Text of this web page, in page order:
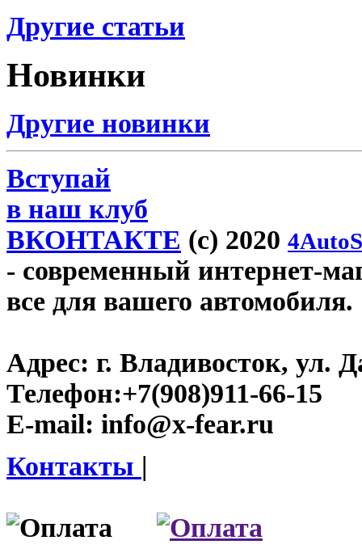
Другие статьи
Новинки
Другие новинки
Вступай
в наш клуб
ВКОНТАКТЕ (c) 2020
- современный интернет-
все для вашего автомобиля.
Адрес: г. Владивосток, ул.
Телефон:+7(908)911-66-15
E-mail: info@x-fear.ru
Контакты |